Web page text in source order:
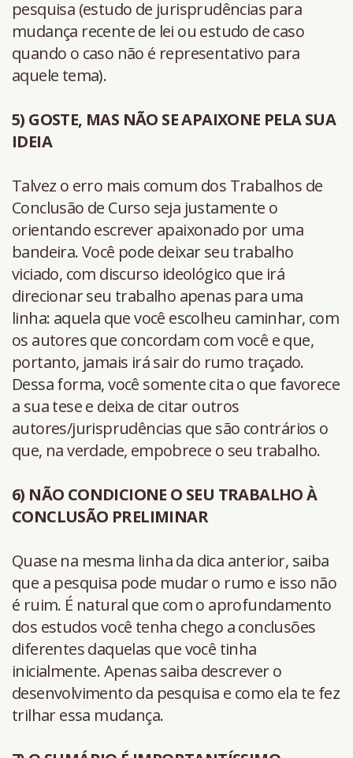
pesquisa (estudo de jurisprudências para
mudança recente de lei ou estudo de caso
quando o caso não é representativo para
aquele tema).
5) GOSTE, MAS NÃO SE APAIXONE PELA SUA
IDEIA
Talvez o erro mais comum dos Trabalhos de
Conclusão de Curso seja justamente o
orientando escrever apaixonado por uma
bandeira. Você pode deixar seu trabalho
viciado, com discurso ideológico que irá
direcionar seu trabalho apenas para uma
linha: aquela que você escolheu caminhar, com
os autores que concordam com você e que,
portanto, jamais irá sair do rumo traçado.
Dessa forma, você somente cita o que favorece
a sua tese e deixa de citar outros
autores/jurisprudências que são contrários o
que, na verdade, empobrece o seu trabalho.
6) NÃO CONDICIONE O SEU TRABALHO À
CONCLUSÃO PRELIMINAR
Quase na mesma linha da dica anterior, saiba
que a pesquisa pode mudar o rumo e isso não
é ruim. É natural que com o aprofundamento
dos estudos você tenha chego a conclusões
diferentes daquelas que você tinha
inicialmente. Apenas saiba descrever o
desenvolvimento da pesquisa e como ela te fez
trilhar essa mudança.